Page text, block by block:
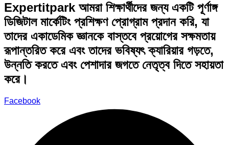
Expertitpark আমরা শিক্ষার্থীদের জন্য একটি পূর্ণাঙ্গ
ডিজিটাল মার্কেটিং প্রশিক্ষণ প্রোগ্রাম প্রদান করি, যা
তাদের একাডেমিক জ্ঞানকে বাস্তবে প্রয়োগের সক্ষমতায়
রূপান্তরিত করে এবং তাদের ভবিষ্যৎ ক্যারিয়ার গড়তে,
উন্নতি করতে এবং পেশাদার জগতে নেতৃত্ব দিতে সহায়তা
করে।
Facebook